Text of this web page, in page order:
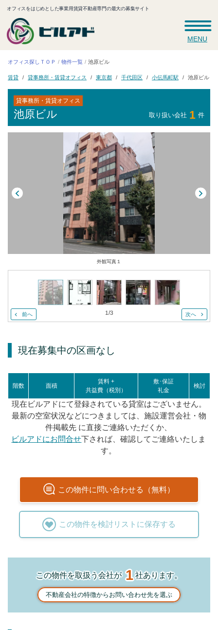
オフィスをはじめとした事業用賃貸不動産専門の最大の募集サイト
MENU
オフィス探しＴＯＰ 物件一覧 池原ビル
賃貸 貸事務所・賃貸オフィス 東京都 千代田区 小伝馬町駅 池原ビル
貸事務所・賃貸オフィス
池原ビル 取り扱い会社 1 件
外観写真１
前へ 1/3 次へ
現在募集中の区画なし
階数 面積
賃料 +
共益費（税別）
敷･保証
礼金
検討
現在ビルアドにて登録されている貸室はございません。
最新の空室状況などにつきましては、施設運営会社・物
件掲載先 に直接ご連絡いただくか、
ビルアドにお問合せ下されば、確認してご連絡いたしま
す。
この物件に問い合わせる（無料）
この物件を検討リストに保存する
この物件を取扱う会社が1社あります。
不動産会社の特徴からお問い合わせ先を選ぶ